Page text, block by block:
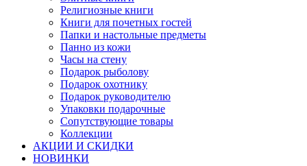
Религиозные книги
Книги для почетных гостей
Папки и настольные предметы
Панно из кожи
Часы на стену
Подарок рыболову
Подарок охотнику
Подарок руководителю
Упаковки подарочные
Сопутствующие товары
Коллекции
АКЦИИ И СКИДКИ
НОВИНКИ